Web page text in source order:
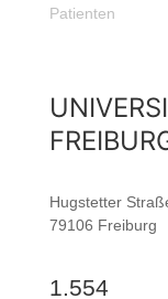
Patienten
Hugstetter
79106 Freiburg
1.554